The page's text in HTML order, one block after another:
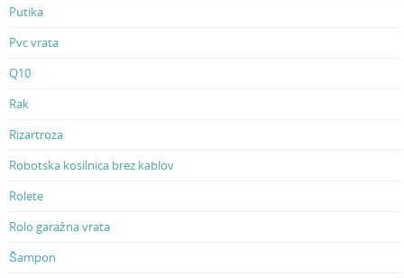
Putika
Pvc vrata
Q10
Rak
Rizartroza
Robotska kosilnica brez kablov
Rolete
Rolo garažna vrata
Šampon